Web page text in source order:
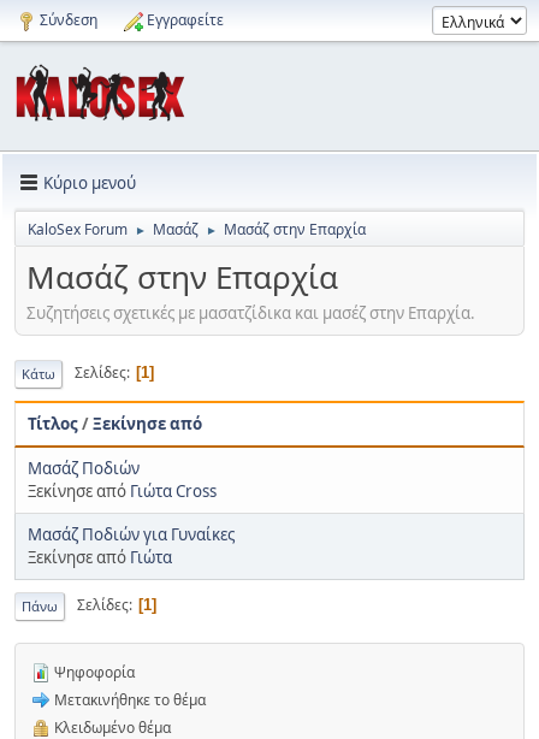
Σύνδεση Εγγραφείτε
Κύριο μενού
KaloSex Forum ► Μασάζ ► Μασάζ στην Επαρχία
Μασάζ στην Επαρχία
Συζητήσεις σχετικές με μασατζίδικα και μασέζ στην Επαρχία.
Κάτω Σελίδες 1
Τίτλος/Ξεκίνησε από
Μασάζ Ποδιών
Ξεκίνησε από Γιώτα Cross
Μασάζ Ποδιών για Γυναίκες
Ξεκίνησε από Γιώτα
Πάνω Σελίδες 1
Ψηφοφορία
Μετακινήθηκε το θέμα
Κλειδωμένο θέμα